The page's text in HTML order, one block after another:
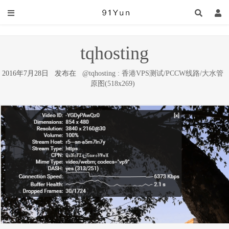
tqhosting
2016年7月28日 发布在 @tqhosting : 香港VPS测试/PCCW线路/大水管
原图(518x269)